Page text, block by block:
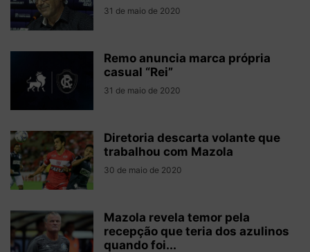
31 de maio de 2020
Remo anuncia marca própria
casual “Rei”
31 de maio de 2020
Diretoria descarta volante que
trabalhou com Mazola
30 de maio de 2020
Mazola revela temor pela
recepção que teria dos azulinos
quando foi...